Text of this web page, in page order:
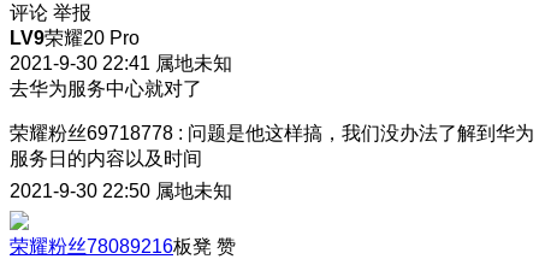
评论 举报
LV9荣耀20 Pro
2021-9-30 22:41 属地未知
去华为服务中心就对了
荣耀粉丝69718778 : 问题是他这样搞，我们没办法了解到华为
服务日的内容以及时间
2021-9-30 22:50 属地未知
荣耀粉丝78089216板凳 赞